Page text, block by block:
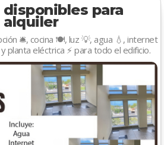
para
alquiler
🛎️, cocina 🍽️, luz 💡, agua 💧, internet
planta eléctrica ⚡ para todo el edificio.